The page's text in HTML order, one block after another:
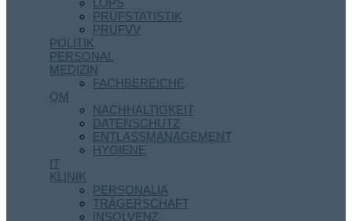
PRÜFSTATISTIK
PRÜFVV
POLITIK
PERSONAL
MEDIZIN
FACHBEREICHE
QM
NACHHALTIGKEIT
DATENSCHUTZ
ENTLASSMANAGEMENT
HYGIENE
IT
KLINIK
PERSONALIA
TRÄGERSCHAFT
INSOLVENZ